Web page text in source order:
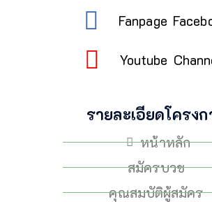
Fanpage
Youtube
รายละเอียดโครง
หน้าหลัก
สมัครบวช
คุณสมบัติผู้สมัคร